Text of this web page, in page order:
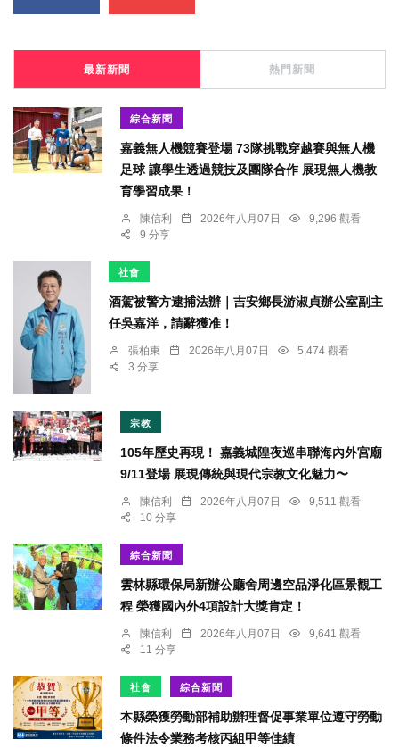
最新新聞 熱門新聞
綜合新聞
嘉義無人機競賽登場 73隊挑戰穿越賽與無人機
足球 讓學生透過競技及團隊合作 展現無人機教
育學習成果！
陳信利 2026年八月07日
9,296 觀看
9 分享
社會
酒駕被警方逮捕法辦｜吉安鄉長游淑貞辦公室副主
任吳嘉洋，請辭獲准！
張柏東 2026年八月07日
5,474 觀看
3 分享
宗教
105年歷史再現！ 嘉義城隍夜巡串聯海內外宮廟
9/11登場 展現傳統與現代宗教文化魅力〜
陳信利 2026年八月07日
9,511 觀看
10 分享
綜合新聞
雲林縣環保局新辦公廳舍周邊空品淨化區景觀工
程 榮獲國內外4項設計大獎肯定！
陳信利 2026年八月07日
9,641 觀看
11 分享
社會 綜合新聞
本縣榮獲勞動部補助辦理督促事業單位遵守勞動
條件法令業務考核丙組甲等佳績